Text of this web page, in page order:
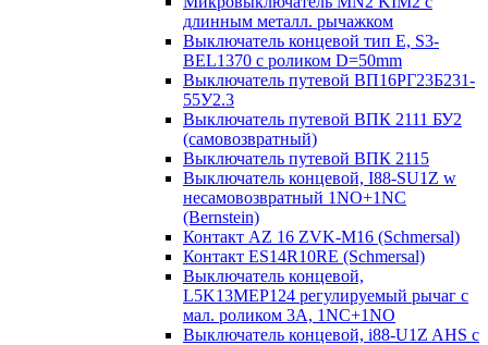
длинным металл. рычажком
Выключатель концевой тип Е, S3-
BEL1370 с роликом D=50mm
Выключатель путевой ВП16РГ23Б231-
55У2.3
Выключатель путевой ВПК 2111 БУ2
(самовозвратный)
Выключатель путевой ВПК 2115
Выключатель концевой, I88-SU1Z w
несамовозвратный 1NO+1NC
(Bernstein)
Контакт AZ 16 ZVK-M16 (Schmersal)
Контакт ES14R10RE (Schmersal)
Выключатель концевой,
L5K13MEP124 регулируемый рычаг с
мал. роликом 3А, 1NC+1NO
Выключатель концевой, i88-U1Z AHS с